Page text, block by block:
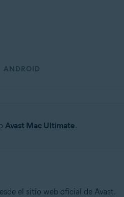
ANDROID
Avast Mac Ultimate.
el sitio web oficial de Avast.